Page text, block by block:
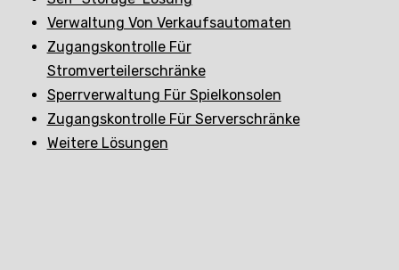
Verwaltung Von Verkaufsautomaten
Zugangskontrolle Für
Stromverteilerschränke
Sperrverwaltung Für Spielkonsolen
Zugangskontrolle Für Serverschränke
Weitere Lösungen